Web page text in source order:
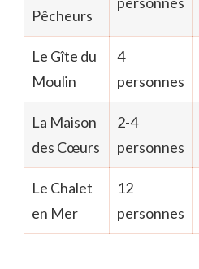
Pêcheurs
Le Gîte du
Moulin
4
personnes
La Maison
des Cœurs
2-4
personnes
Le Chalet
en Mer
12
personnes